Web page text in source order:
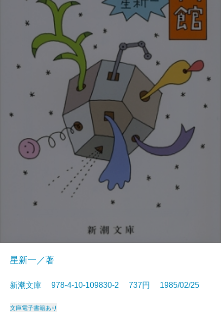
星新一／著
新潮文庫 978-4-10-109830-2 737円 1985/02/25
文庫電子書籍あり